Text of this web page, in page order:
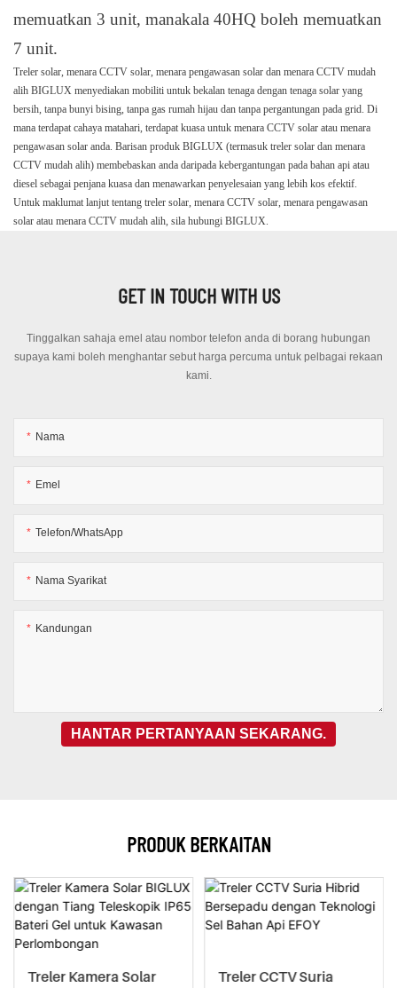
memuatkan 3 unit, manakala 40HQ boleh memuatkan
7 unit.
Treler solar, menara CCTV solar, menara pengawasan solar dan menara CCTV mudah
alih BIGLUX menyediakan mobiliti untuk bekalan tenaga dengan tenaga solar yang
bersih, tanpa bunyi bising, tanpa gas rumah hijau dan tanpa pergantungan pada grid. Di
mana terdapat cahaya matahari, terdapat kuasa untuk menara CCTV solar atau menara
pengawasan solar anda. Barisan produk BIGLUX (termasuk treler solar dan menara
CCTV mudah alih) membebaskan anda daripada kebergantungan pada bahan api atau
diesel sebagai penjana kuasa dan menawarkan penyelesaian yang lebih kos efektif.
Untuk maklumat lanjut tentang treler solar, menara CCTV solar, menara pengawasan
solar atau menara CCTV mudah alih, sila hubungi BIGLUX.
GET IN TOUCH WITH US
Tinggalkan sahaja emel atau nombor telefon anda di borang hubungan
supaya kami boleh menghantar sebut harga percuma untuk pelbagai rekaan
kami.
Nama
Emel
Telefon/WhatsApp
Nama Syarikat
Kandungan
HANTAR PERTANYAAN SEKARANG.
PRODUK BERKAITAN
Treler Kamera Solar Treler CCTV Suria